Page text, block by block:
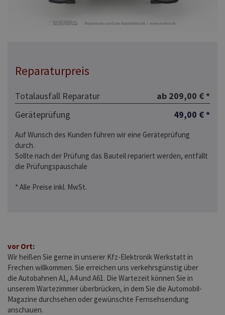
Reparaturpreis
Totalausfall Reparatur
ab 209,00 € *
Geräteprüfung
49,00 € *
Auf Wunsch des Kunden führen wir eine Geräteprüfung
durch.
Sollte nach der Prüfung das Bauteil repariert werden, entfällt
die Prüfungspauschale
* Alle Preise inkl. MwSt.
vor Ort:
Wir heißen Sie gerne in unserer Kfz-Elektronik Werkstatt in
Frechen willkommen. Sie erreichen uns verkehrsgünstig über
die Autobahnen A1, A4 und A61. Die Wartezeit können Sie in
unserem Wartezimmer überbrücken, in dem Sie die Automobil-
Magazine durchsehen oder gewünschte Fernsehsendung
anschauen.